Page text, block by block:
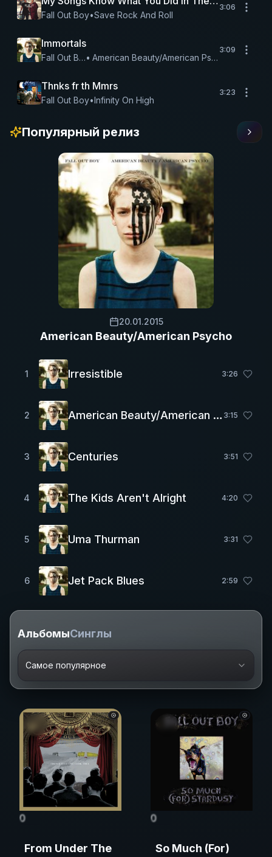
Fall Out Boy•Save Rock And Roll
3:06
Immortals
Fall Out Boy• American Beauty/American Psycho
3:09
Thnks fr th Mmrs
Fall Out Boy•Infinity On High
3:23
Популярный релиз
20.01.2015
American Beauty/American Psycho
1 Irresistible 3:26
2 American Beauty/American Psycho 3:15
3 Centuries 3:51
4 The Kids Aren't Alright 4:20
5 Uma Thurman 3:31
6 Jet Pack Blues 2:59
АльбомыСинглы
Самое популярное
0
From Under The
0
So Much (For)